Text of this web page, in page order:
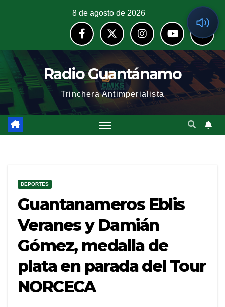
8 de agosto de 2026
Radio Guantánamo
Trinchera Antimperialista
DEPORTES
Guantanameros Eblis
Veranes y Damián
Gómez, medalla de
plata en parada del Tour
NORCECA